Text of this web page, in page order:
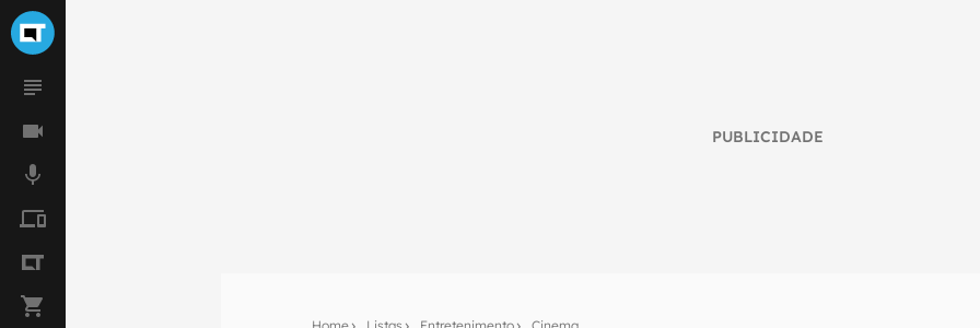
PUBLICIDADE